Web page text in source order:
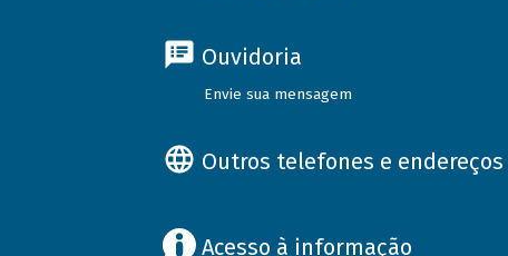
Ouvidoria
Envie sua mensagem
Outros telefones e endereços
Acesso à informação